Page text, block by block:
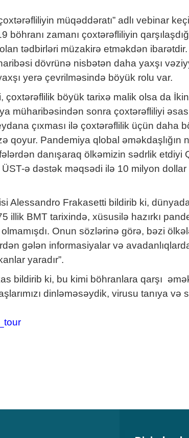
müqəddəratı” adlı vebinar
zamanı çoxtərəfliliyin
tədbirləri müzakirə etməkdən
dövrünə nisbətən daha yaxşı
yerə çevrilməsində böyük rolu var.
çoxtərəflilik böyük tarixə malik olsa da
müharibəsindən sonra çoxtərəfliliyi
çıxması ilə çoxtərəflilik üçün daha
qoyur. Pandemiya qlobal əməkdaşlığın
danışaraq ölkəmizin sədrlik etdiyi
ə dəstək məqsədi ilə 10 milyon dollar
Alessandro Frakasetti bildirib ki,
illik BMT tarixində, xüsusilə hazırkı
Onun sözlərinə görə, bəzi
gələn informasiyalar və
yaradır”.
bildirib ki, bu kimi böhranlara qarşı
dinləməsəydik, virusu tanıya və